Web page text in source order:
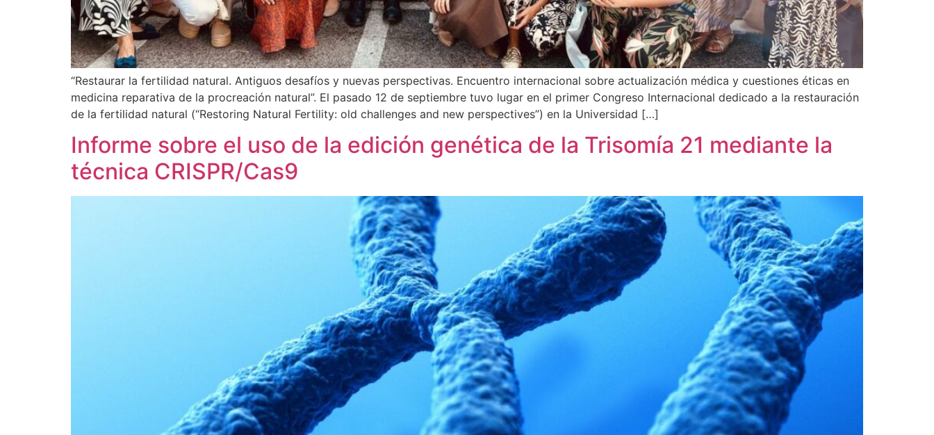
“Restaurar la fertilidad natural. Antiguos desafíos y nuevas perspectivas. Encuentro internacional sobre actualización médica y cuestiones éticas en
medicina reparativa de la procreación natural”. El pasado 12 de septiembre tuvo lugar en el primer Congreso Internacional dedicado a la restauración
de la fertilidad natural (“Restoring Natural Fertility: old challenges and new perspectives”) en la Universidad […]
Informe sobre el uso de la edición genética de la Trisomía 21 mediante la
técnica CRISPR/Cas9